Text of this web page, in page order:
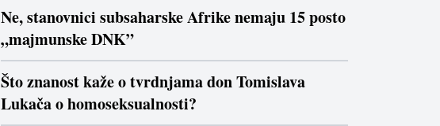
Ne, stanovnici subsaharske Afrike nemaju 15 posto
„majmunske DNK”
Što znanost kaže o tvrdnjama don Tomislava
Lukača o homoseksualnosti?